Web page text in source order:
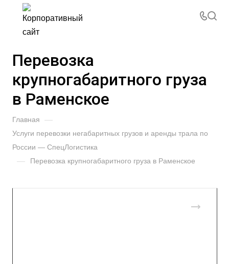
Перевозка
крупногабаритного груза
в Раменское
Главная —
Услуги перевозки негабаритных грузов и аренды трала по
России — СпецЛогистика
— Перевозка крупногабаритного груза в Раменское